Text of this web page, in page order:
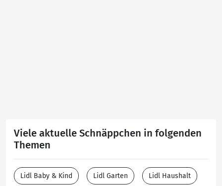
Viele aktuelle Schnäppchen in folgenden
Themen
Lidl Baby & Kind Lidl Garten Lidl Haushalt